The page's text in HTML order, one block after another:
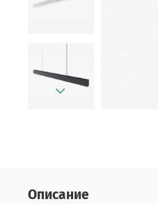
Описание